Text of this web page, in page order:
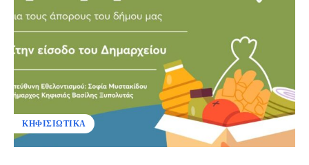
ΚΗΦΙΣΙΩΤΙΚΑ